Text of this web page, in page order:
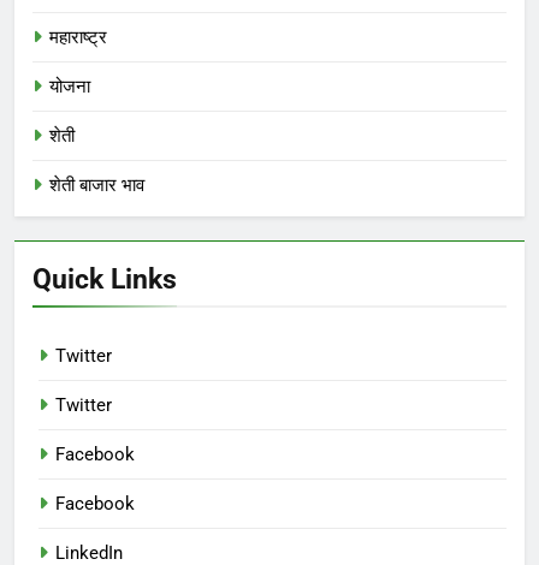
महाराष्ट्र
योजना
शेती
शेती बाजार भाव
Quick Links
Twitter
Twitter
Facebook
Facebook
LinkedIn